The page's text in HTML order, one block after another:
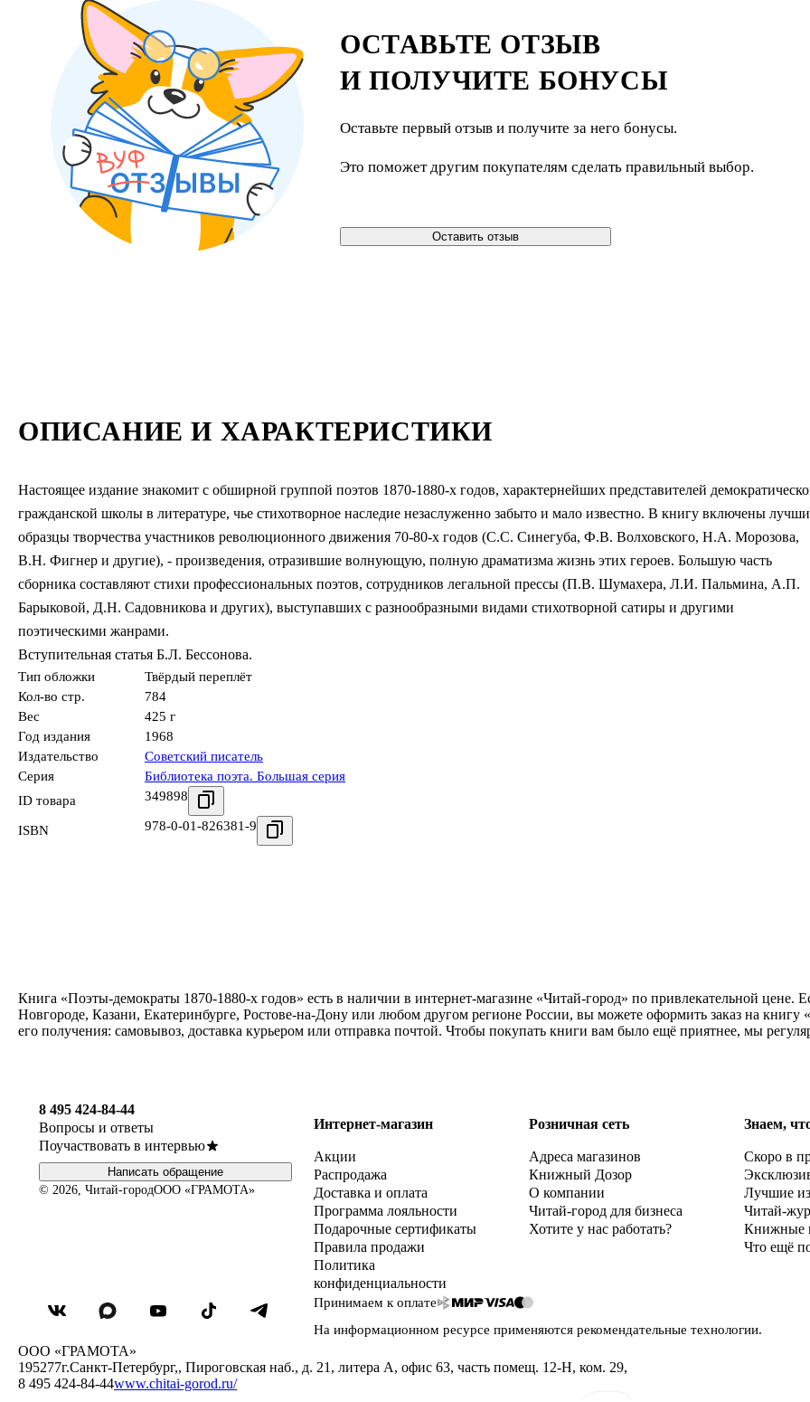
ОПИСАНИЕ И ХАРАКТЕРИСТИКИ
Настоящее издание знакомит с обширной группой поэтов 1870-1880-х годов, характернейших представителей
гражданской школы в литературе, чье стихотворное наследие незаслуженно забыто и мало известно. В книгу включены
образцы творчества участников революционного движения 70-80-х годов (С.С. Синегуба, Ф.В. Волховского, Н.А. Морозова,
В.Н. Фигнер и другие), - произведения, отразившие волнующую, полную драматизма жизнь этих героев. Большую часть
сборника составляют стихи профессиональных поэтов, сотрудников легальной прессы (П.В. Шумахера, Л.И. Пальмина, А.П.
Барыковой, Д.Н. Садовникова и других), выступавших с разнообразными видами стихотворной сатиры и другими
поэтическими жанрами.
Вступительная статья Б.Л. Бессонова.
Тип обложки
Твёрдый переплёт
Кол-во стр.
784
Вес
425 г
Год издания
1968
Издательство
Советский писатель
Серия
Библиотека поэта. Большая серия
ID товара
349898
ISBN 978-0-01-826381-9
ОСТАВЬТЕ ОТЗЫВ
И ПОЛУЧИТЕ БОНУСЫ
Оставьте первый отзыв и получите за него бонусы.
Это поможет другим покупателям сделать правильный выбор.
Оставить отзыв
Книга «Поэты-демократы 1870-1880-х годов» есть в наличии в интернет-магазине «Читай-город» по привлекательной
Новгороде, Казани, Екатеринбурге, Ростове-на-Дону или любом другом регионе России, вы можете оформить заказ на
его получения: самовывоз, доставка курьером или отправка почтой. Чтобы покупать книги вам было ещё приятнее, мы
8 495 424-84-44
Вопросы и ответы
Поучаствовать в интервью
Написать обращение
© 2026, Читай-городООО «ГРАМОТА»
Интернет-магазин
Акции
Распродажа
Доставка и оплата
Программа лояльности
Подарочные сертификаты
Правила продажи
Политика
конфиденциальности
Розничная сеть
Адреса магазинов
Книжный Дозор
О компании
Читай-город для бизнеса
Хотите у нас работать?
Знаем,
Скоро в
Лучшие
Читай-
Книжные
Что ещё
Принимаем к оплате
На информационном ресурсе применяются рекомендательные технологии.
ООО «ГРАМОТА»
195277г.Санкт-Петербург,, Пироговская наб., д. 21, литера А, офис 63, часть помещ. 12-Н, ком. 29,
8 495 424-84-44www.chitai-gorod.ru/